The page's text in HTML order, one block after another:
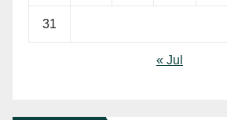
31
« Jul